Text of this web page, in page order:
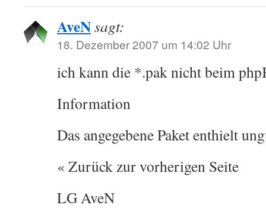
AveNsagt:
18. Dezember 2007 um 14:02 Uhr
ich kann die *.pak nicht beim
Information
Das angegebene Paket enthielt
« Zurück zur vorherigen Seite
LG AveN